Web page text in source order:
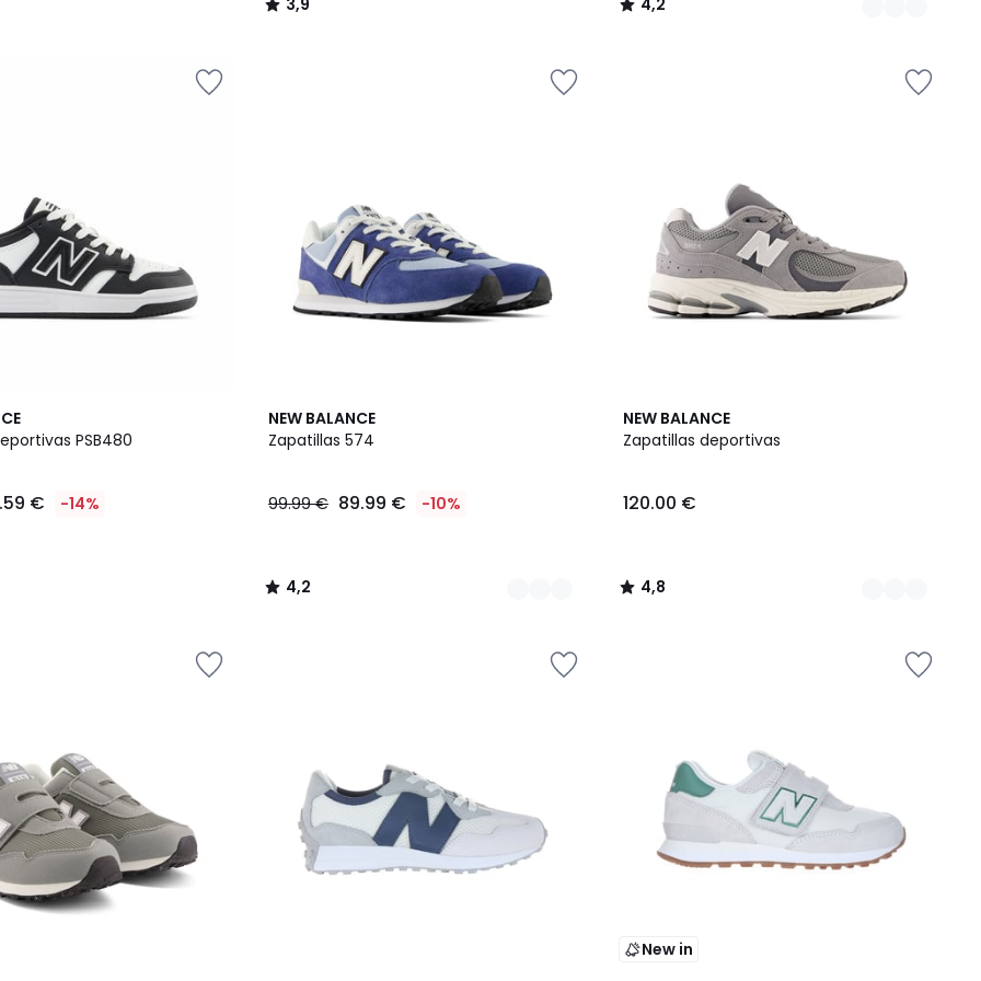
3,9
/
4,2
/
PSB480
€ -14%
NEW BALANCE
Zapatillas 574
99.99 € 89.99 € -10%
4,2
/ 5
2
Colores
4,2
/
NEW BALANCE
Zapatillas deportivas
120.00 €
4,8
/ 5
3
Colores
4,8
/
New in